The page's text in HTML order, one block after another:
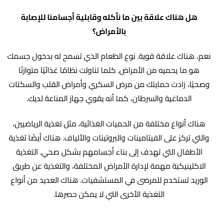
هل هناك علاقة بين ما نأكله وقابلية أجسامنا للإصابة
بالأمراض؟
نعم، هناك علاقة قوية. نوع الطعام الذي تسمح له بدخول جسمك
هو ما يحميه من الأمراض. كلما تناولت نظامًا غذائيًا متوازنًا
وصحيًا، زادت حمايتك من مرض السكري وأمراض القلب والسكتات
الدماغية والسرطان، كما أنه يقوي جهاز المناعة لديك.
هناك أنواع مختلفة من الحميات الغذائية، مثل تغذية الرياضيين،
والتي تركز على الفيتامينات والبروتينات والألياف. هناك أيضًا تغذية
الأطفال التي تهدف إلى بناء أجسامهم بشكل صحي. التغذية
الاكلينيكية مهمة لإدارة الأمراض المختلفة، والتغذية عن طريق
الوريد تستخدم للمرضى في المستشفيات. هناك العديد من أنواع
التغذية الأخرى التي لا يمكن حصرها.